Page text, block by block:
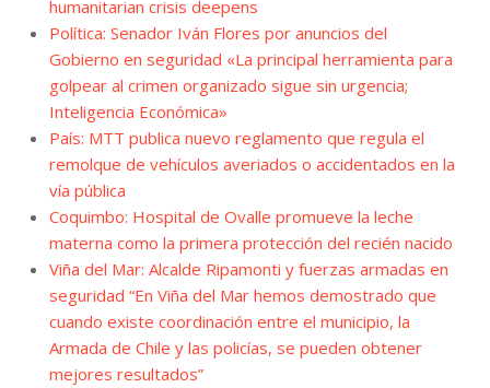
humanitarian crisis deepens
Política: Senador Iván Flores por anuncios del
Gobierno en seguridad «La principal herramienta para
golpear al crimen organizado sigue sin urgencia;
Inteligencia Económica»
País: MTT publica nuevo reglamento que regula el
remolque de vehículos averiados o accidentados en la
vía pública
Coquimbo: Hospital de Ovalle promueve la leche
materna como la primera protección del recién nacido
Viña del Mar: Alcalde Ripamonti y fuerzas armadas en
seguridad “En Viña del Mar hemos demostrado que
cuando existe coordinación entre el municipio, la
Armada de Chile y las policías, se pueden obtener
mejores resultados”